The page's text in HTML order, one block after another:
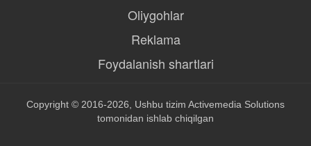
Oliygohlar
Reklama
Foydalanish shartlari
Copyright © 2016-2026, Ushbu tizim Activemedia Solutions
tomonidan ishlab chiqilgan